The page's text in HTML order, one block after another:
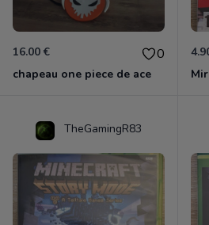
16.00 € 0
chapeau one piece de ace
TheGamingR83